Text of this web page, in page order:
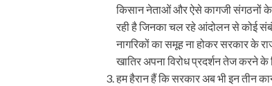
किसान नेताओं और ऐसे कागजी संगठनों के
रही है जिनका चल रहे आंदोलन से कोई
नागरिकों का समूह ना होकर सरकार के
खातिर अपना विरोध प्रदर्शन तेज करने
हम हैरान हैं कि सरकार अब भी इन तीन